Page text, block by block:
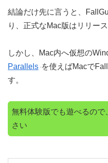
結論だけ先に言うと、
り、正式なMac版はリリー
しかし、Mac内へ仮想の
Parallels を使えばMacで
す。
無料体験版でも遊べるので
さい